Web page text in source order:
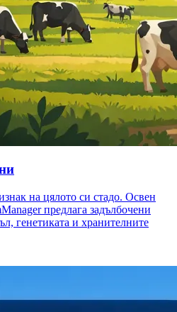
на цялото си стадо. Освен
предлага задълбочени
генетиката и хранителните